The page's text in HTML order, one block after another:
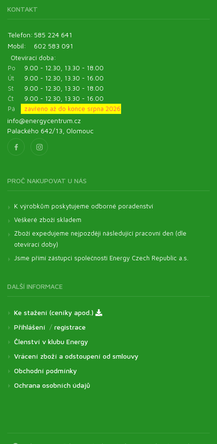
KONTAKT
Telefon: 585 224 641
Mobil:
602 583 091
Otevírací doba:
Po
9.00 - 12.30, 13.30 - 18.00
Út
9.00 - 12.30, 13.30 - 16.00
St
9.00 - 12.30, 13.30 - 18.00
Čt
9.00 - 12.30, 13.30 - 16.00
Pá
zavřeno až do konce srpna 2026
info@energycentrum.cz
Palackého 642/13, Olomouc
PROČ NAKUPOVAT U NÁS
K výrobkům poskytujeme odborné poradenství
Veškeré zboží skladem
Zboží expedujeme nejpozději následující pracovní den (dle
otevírací doby)
Jsme přímí zástupci společnosti Energy Czech Republic a.s.
DALŠÍ INFORMACE
Ke stažení (ceníky apod.)
Přihlášení / registrace
Členství v klubu Energy
Vrácení zboží a odstoupení od smlouvy
Obchodní podmínky
Ochrana osobních údajů